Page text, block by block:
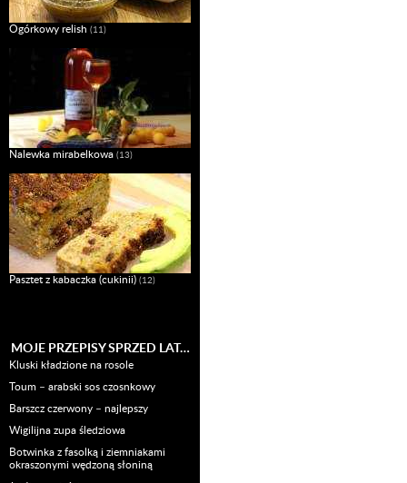
Ogórkowy relish (11)
Nalewka mirabelkowa (13)
Pasztet z kabaczka (cukinii) (12)
MOJE PRZEPISY SPRZED LAT…
Kluski kładzione na rosole
Toum – arabski sos czosnkowy
Barszcz czerwony – najlepszy
Wigilijna zupa śledziowa
Botwinka z fasolką i ziemniakami
okraszonymi wędzoną słoniną